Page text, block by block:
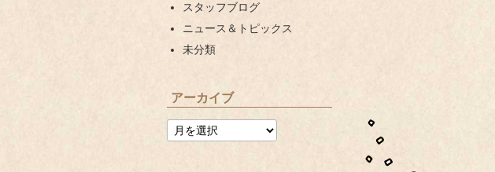
スタッフブログ
ニュース＆トピックス
未分類
アーカイブ